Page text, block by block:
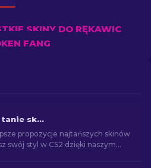
SKINY DO RĘKAWIC
FANG
Najlepsze tanie skiny w CS2 [2026]
propozycje najtańszych skinów
swój styl w CS2 dzięki naszym